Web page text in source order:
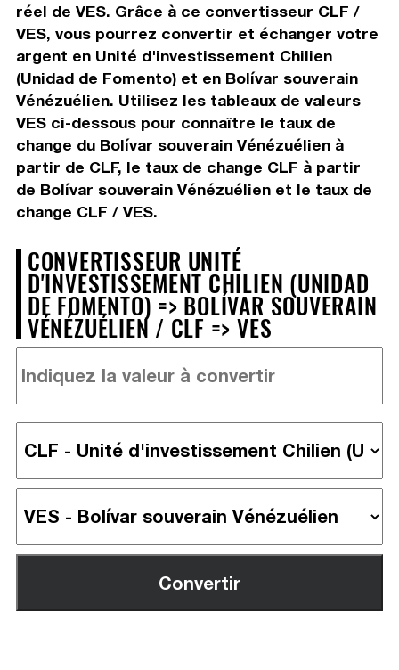
réel de VES. Grâce à ce convertisseur CLF /
VES, vous pourrez convertir et échanger votre
argent en Unité d'investissement Chilien
(Unidad de Fomento) et en Bolívar souverain
Vénézuélien. Utilisez les tableaux de valeurs
VES ci-dessous pour connaître le taux de
change du Bolívar souverain Vénézuélien à
partir de CLF, le taux de change CLF à partir
de Bolívar souverain Vénézuélien et le taux de
change CLF / VES.
CONVERTISSEUR UNITÉ
D'INVESTISSEMENT CHILIEN (UNIDAD
DE FOMENTO) => BOLÍVAR SOUVERAIN
VÉNÉZUÉLIEN / CLF => VES